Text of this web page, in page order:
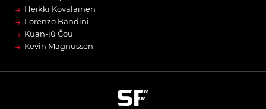
→ Heikki Kovalainen
→ Lorenzo Bandini
→ Kuan-jü Čou
→ Kevin Magnussen